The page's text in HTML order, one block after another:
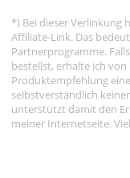
*) Bei dieser Verlinkung
Affiliate-Link. Das
Partnerprogramme.
bestellst, erhalte ich
Produktempfehlung
selbstverständlich
unterstützt damit den
meiner Internetseite.